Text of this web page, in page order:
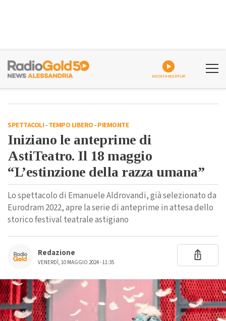
ASCOLTA GOLDPLAY
SPETTACOLI-TEMPO LIBERO-PIEMONTE
Iniziano le anteprime di
AstiTeatro. Il 18 maggio
“L’estinzione della razza umana”
Lo spettacolo di Emanuele Aldrovandi, già selezionato da
Eurodram 2022, apre la serie di anteprime in attesa dello
storico festival teatrale astigiano
Redazione
VENERDÌ, 10 MAGGIO 2024 - 11:35